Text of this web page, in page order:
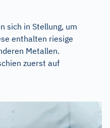
sich in Stellung, um
enthalten riesige
Metallen.
zuerst auf